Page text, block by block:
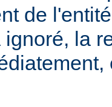
de
la